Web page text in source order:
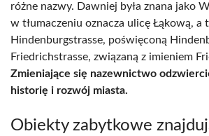
różne nazwy. Dawniej była znana jako
w tłumaczeniu oznacza ulicę Łąkową, a
Hindenburgstrasse, poświęconą
Friedrichstrasse, związaną z imieniem
Zmieniające się nazewnictwo
historię i rozwój miasta.
Obiekty zabytkowe